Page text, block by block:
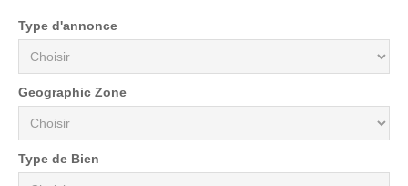
Type d'annonce
Geographic Zone
Type de Bien